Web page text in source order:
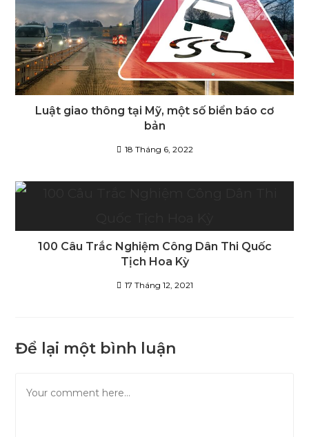
Luật giao thông tại Mỹ, một số biển báo cơ
bản
18 Tháng 6, 2022
100 Câu Trắc Nghiệm Công Dân Thi Quốc
Tịch Hoa Kỳ
17 Tháng 12, 2021
Để lại một bình luận